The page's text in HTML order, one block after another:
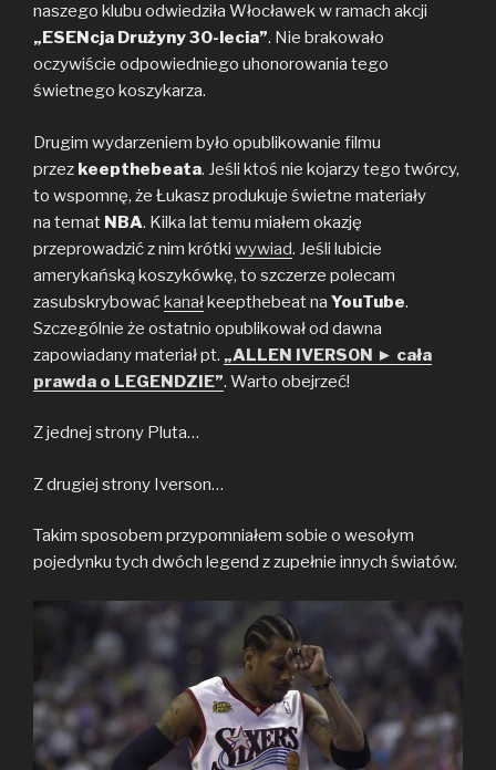
naszego klubu odwiedziła Włocławek w ramach akcji
„ESENcja Drużyny 30-lecia”. Nie brakowało
oczywiście odpowiedniego uhonorowania tego
świetnego koszykarza.
Drugim wydarzeniem było opublikowanie filmu
przez keepthebeata. Jeśli ktoś nie kojarzy tego twórcy,
to wspomnę, że Łukasz produkuje świetne materiały
na temat NBA. Kilka lat temu miałem okazję
przeprowadzić z nim krótki wywiad. Jeśli lubicie
amerykańską koszykówkę, to szczerze polecam
zasubskrybowaćkanałkeepthebeat na YouTube.
Szczególnie że ostatnio opublikował od dawna
zapowiadany materiał pt. „ALLEN IVERSON ► cała
prawda o LEGENDZIE”. Warto obejrzeć!
Z jednej strony Pluta…
Z drugiej strony Iverson…
Takim sposobem przypomniałem sobie o wesołym
pojedynku tych dwóch legend z zupełnie innych światów.